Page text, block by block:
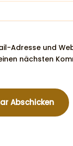
Adresse und
nächsten